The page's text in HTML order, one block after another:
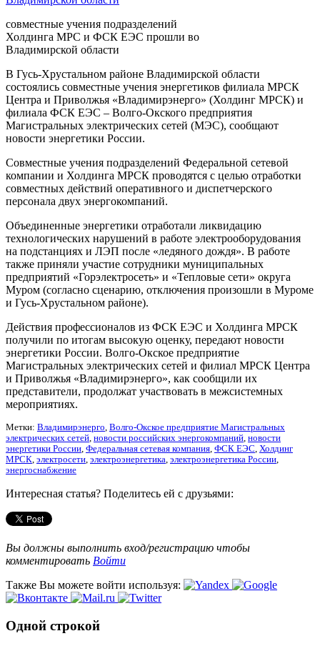
совместные учения подразделений
Холдинга МРС и ФСК ЕЭС прошли во
Владимирской области
В Гусь-Хрустальном районе Владимирской области
состоялись совместные учения энергетиков филиала МРСК
Центра и Приволжья «Владимирэнерго» (Холдинг МРСК) и
филиала ФСК ЕЭС – Волго-Окского предприятия
Магистральных электрических сетей (МЭС), сообщают
новости энергетики России.
Совместные учения подразделений Федеральной сетевой
компании и Холдинга МРСК проводятся с целью отработки
совместных действий оперативного и диспетчерского
персонала двух энергокомпаний.
Объединенные энергетики отработали ликвидацию
технологических нарушений в работе электрооборудования
на подстанциях и ЛЭП после «ледяного дождя». В работе
также приняли участие сотрудники муниципальных
предприятий «Горэлектросеть» и «Тепловые сети» округа
Муром (согласно сценарию, отключения произошли в Муроме
и Гусь-Хрустальном районе).
Действия профессионалов из ФСК ЕЭС и Холдинга МРСК
получили по итогам высокую оценку, передают новости
энергетики России. Волго-Окское предприятие
Магистральных электрических сетей и филиал МРСК Центра
и Приволжья «Владимирэнерго», как сообщили их
представители, продолжат участвовать в межсистемных
мероприятиях.
Метки: Владимирэнерго, Волго-Окское предприятие Магистральных
электрических сетей, новости российских энергокомпаний, новости
энергетики России, Федеральная сетевая компания, ФСК ЕЭС, Холдинг
МРСК, электросети, электроэнергетика, электроэнергетика России,
энергоснабжение
Интересная статья? Поделитесь ей с друзьями:
Вы должны выполнить вход/регистрацию чтобы
комментировать Войти
Также Вы можете войти используя:
Одной строкой